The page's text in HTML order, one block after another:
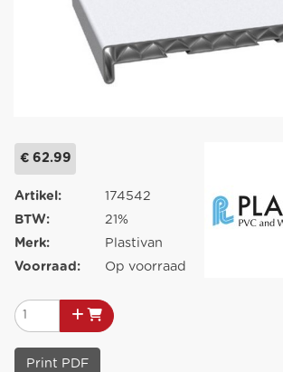
€ 62.99
Artikel:
174542
BTW:
21%
Merk:
Plastivan
Voorraad:
Op voorraad
Print PDF